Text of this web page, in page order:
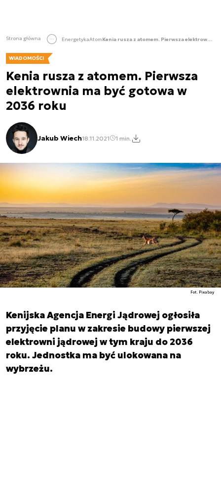
Strona główna EnergetykaAtom Kenia rusza z atomem. Pierwsza elektrownia ma być gotowa w 2036 roku
WIADOMOŚCI
Kenia rusza z atomem. Pierwsza
elektrownia ma być gotowa w
2036 roku
Jakub Wiech18.11.2021 1 min.
Fot. Pixabay
Kenijska Agencja Energi Jądrowej ogłosiła
przyjęcie planu w zakresie budowy pierwszej
elektrowni jądrowej w tym kraju do 2036
roku. Jednostka ma być ulokowana na
wybrzeżu.